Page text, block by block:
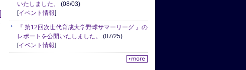
いたしました。 (08/03)
[イベント情報]
『 第12回次世代育成大学野球サマーリーグ 』の
レポートを公開いたしました。 (07/25)
[イベント情報]